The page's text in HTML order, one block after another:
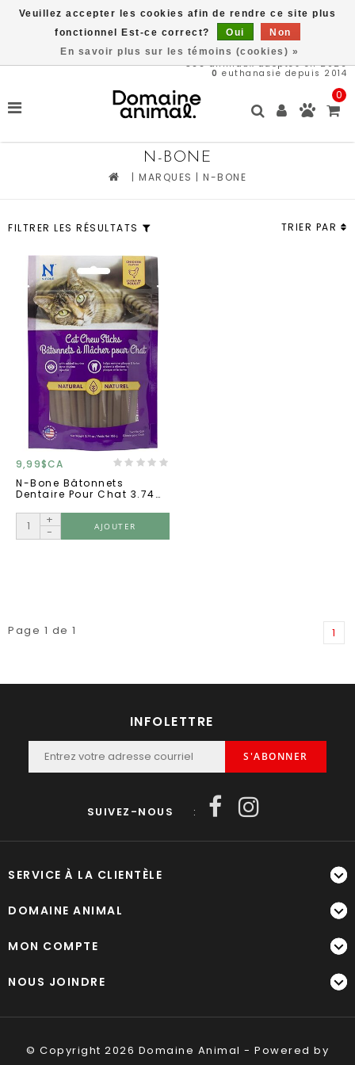
566animaux adoptés en 2026
0 euthanasie depuis 2014
0
N-BONE
|MARQUES |N-BONE
FILTRER LES RÉSULTATS TRIER PAR
9,99$CA
N-Bone Bâtonnets
Dentaire Pour Chat 3.74
+
-
AJOUTER
Page 1 de 1 1
INFOLETTRE
S'ABONNER
SUIVEZ-NOUS :
SERVICE À LA CLIENTÈLE
DOMAINE ANIMAL
MON COMPTE
NOUS JOINDRE
© Copyright 2026 Domaine Animal - Powered by
Veuillez accepter les cookies afin de rendre ce site plus
fonctionnel Est-ce correct?
Oui
Non
En savoir plus sur les témoins (cookies) »
Livraison gratuite à partir de 89$*